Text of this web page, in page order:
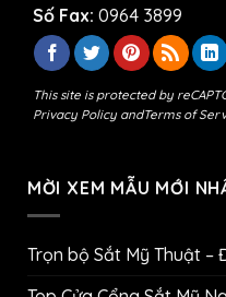
Số Fax: 0964 3899
This site is protected by
Privacy PolicyandTerms of
MỜI XEM MẪU MỚI
Trọn bộ Sắt Mỹ Thuật